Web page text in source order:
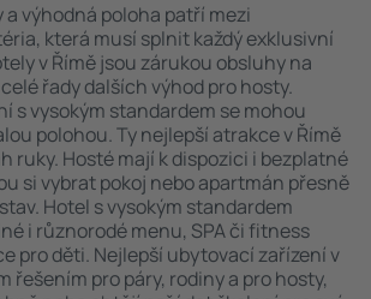
a výhodná poloha patří mezi
která musí splnit každý exklusivní
v Římě jsou zárukou obsluhy na
řady dalších výhod pro hosty.
s vysokým standardem se mohou
polohou. Ty nejlepší atrakce v Římě
ruky. Hosté mají k dispozici i bezplatné
si vybrat pokoj nebo apartmán přesně
Hotel s vysokým standardem
i různorodé menu, SPA či fitness
pro děti. Nejlepší ubytovací zařízení v
řešením pro páry, rodiny a pro hosty,